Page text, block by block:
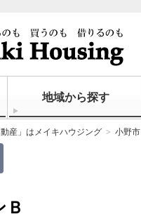
地域から探す
産」はメイキハウジング 小野市